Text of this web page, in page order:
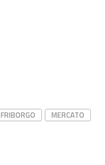
FRIBORGO
MERCATO